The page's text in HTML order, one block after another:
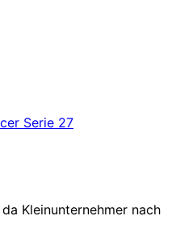
Serie 27
Kleinunternehmer nach